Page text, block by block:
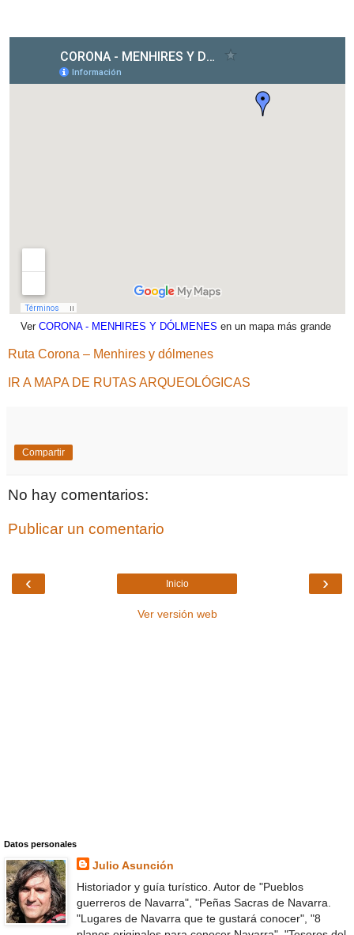
Ver CORONA - MENHIRES Y DÓLMENES en un mapa más grande
Ruta Corona – Menhires y dólmenes
IR A MAPA DE RUTAS ARQUEOLÓGICAS
Compartir
No hay comentarios:
Publicar un comentario
‹ ›
Inicio
Ver versión web
Datos personales
Julio Asunción
Historiador y guía turístico. Autor de "Pueblos
guerreros de Navarra", "Peñas Sacras de Navarra.
"Lugares de Navarra que te gustará conocer", "8